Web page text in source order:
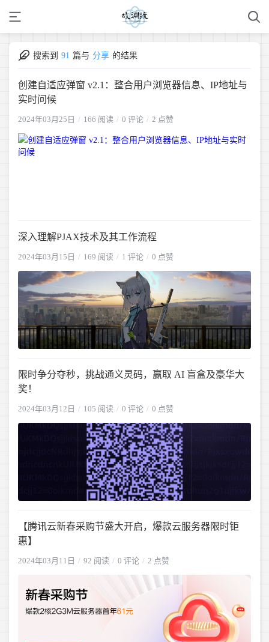
搜索到 91 篇与 分享 的结果
创建自适应弹窗 v2.1：整合用户浏览器信息、IP地址与
实时问候
2024年03月25日 166 阅读 0 评论 2 点赞
深入理解PJAX技术及其工作流程
2024年03月15日 169 阅读 1 评论 0 点赞
限时争分夺秒，挑战通义灵码，赢取 AI 盲盒及豪华大
奖！
2024年03月12日 105 阅读 0 评论 0 点赞
【腾讯云新春采购节盛大开启，爆款云服务器限时钜
惠】
2024年03月11日 92 阅读 0 评论 2 点赞